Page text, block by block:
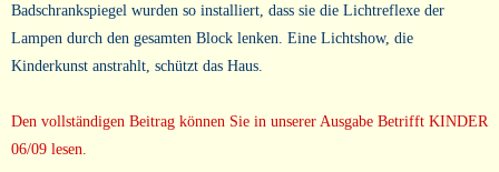
Badschrankspiegel wurden so installiert, dass sie die Lichtreflexe der
Lampen durch den gesamten Block lenken. Eine Lichtshow, die
Kinderkunst anstrahlt, schützt das Haus.
Den vollständigen Beitrag können Sie in unserer Ausgabe Betrifft KINDER
06/09 lesen.